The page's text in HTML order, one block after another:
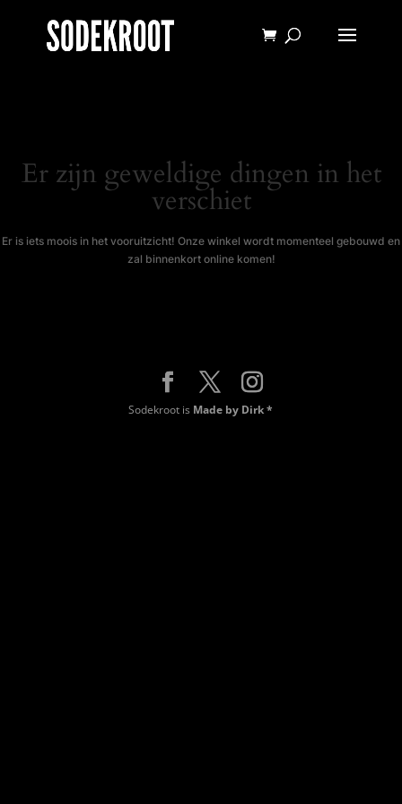
Er zijn geweldige dingen in het
verschiet
Er is iets moois in het vooruitzicht! Onze winkel wordt momenteel gebouwd en
zal binnenkort online komen!
Sodekroot is Made by Dirk *